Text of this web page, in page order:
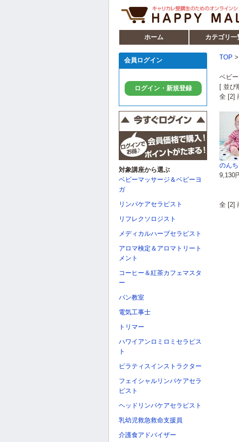
ホーム カテゴリ一
会員ログイン
ログイン・新規登録
対象講座から選ぶ
ベビーマッサージ＆ベビーヨ
ガ
リンパケアセラピスト
リフレクソロジスト
メディカルハーブセラピスト
アロマ検定＆アロマトリート
メント
コーヒー＆紅茶カフェマスタ
ー
パン教室
電気工事士
トリマー
ハワイアンロミロミセラピス
ト
ピラティスインストラクター
フェイシャルリンパケアセラ
ピスト
ヘッドリンパケアセラピスト
乳幼児救急救命支援員
介護食アドバイザー
TOP >
ベビ
[ 並び
全 [2]
のん
9,130
全 [2]